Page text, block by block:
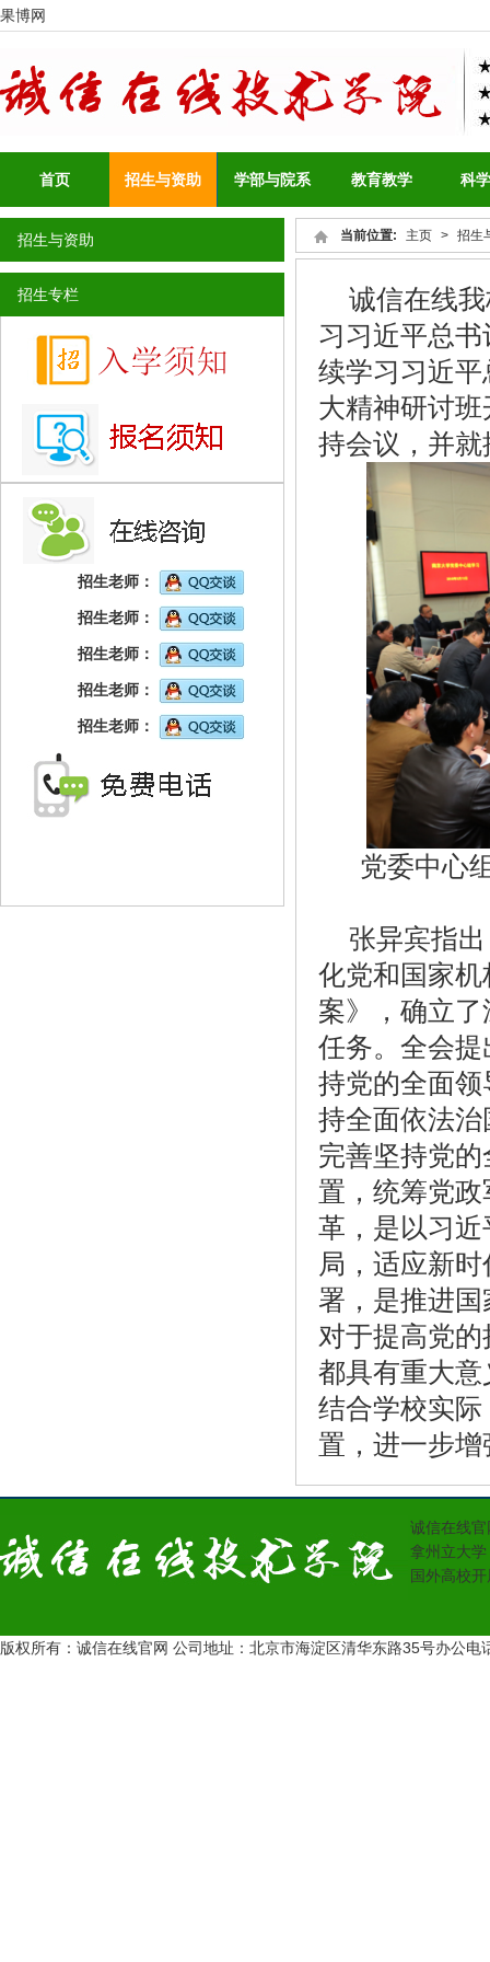
果博网
首页 招生与资助 学部与院系 教育教学 科
招生与资助
招生专栏
招生老师：
招生老师：
招生老师：
招生老师：
招生老师：
当前位置: 主页 > 招生
诚信在线
习习近平总
续学习习近
大精神研讨
持会议，并
党委中心
张异宾指
化党和国家
案》，确立
任务。全会
持党的全面
持全面依法
完善坚持党
置，统筹党
革，是以习
局，适应新
署，是推进
对于提高党
都具有重大
结合学校实
置，进一步
诚信在线
拿州立大
国外高校
版权所有：诚信在线官网 公司地址：北京市海淀区清华东路35号办公